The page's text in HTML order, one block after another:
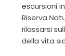
escursioni
Riserva
rilassarsi
della vita